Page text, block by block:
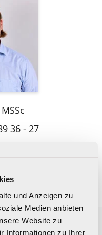
und Anzeigen zu
Medien anbieten
Website zu
Informationen zu Ihrer
36 - 27
eine Level!